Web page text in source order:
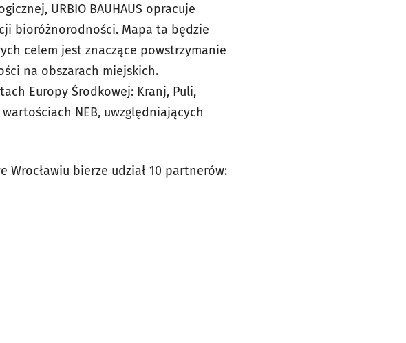
URBIO BAUHAUS opracuje
bioróżnorodności. Mapa ta będzie
celem jest znaczące powstrzymanie
na obszarach miejskich.
Europy Środkowej: Kranj, Puli,
NEB, uwzględniających
bierze udział 10 partnerów: